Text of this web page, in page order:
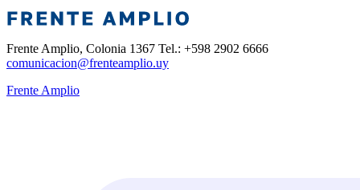
Frente Amplio, Colonia 1367 Tel.: +598 2902 6666
comunicacion@frenteamplio.uy
Frente Amplio